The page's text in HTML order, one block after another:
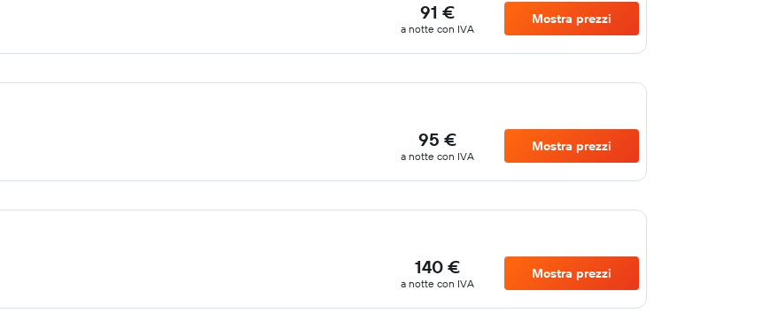
91 €
a notte con IVA
Mostra prezzi
95 €
a notte con IVA
Mostra prezzi
140 €
a notte con IVA
Mostra prezzi